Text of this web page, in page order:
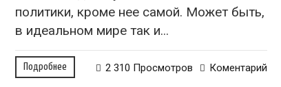
политики, кроме нее самой. Может быть,
в идеальном мире так и...
Подробнее Коментарий
2 310 Просмотров